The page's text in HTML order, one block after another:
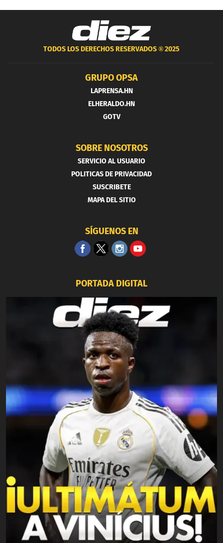
TODOS LOS DERECHOS RESERVADOS ®2025
GRUPO OPSA
LAPRENSA.HN
ELHERALDO.HN
GOTV
SOBRE NOSOTROS
SERVICIO AL USUARIO
POLITICAS DE PRIVACIDAD
SUSCRIBETE
MAPA DEL SITIO
SÍGUENOS EN
PORTADA DIGITAL